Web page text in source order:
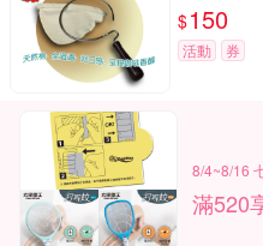
$150
活動 券
8/4~8/16
滿520